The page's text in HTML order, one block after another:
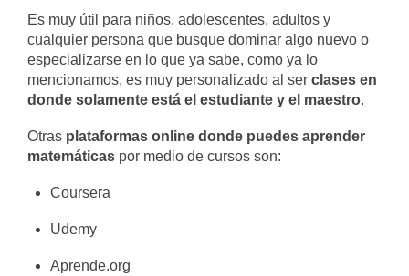
Es muy útil para niños, adolescentes, adultos y
cualquier persona que busque dominar algo nuevo o
especializarse en lo que ya sabe, como ya lo
mencionamos, es muy personalizado al ser clases en
donde solamente está el estudiante y el maestro.
Otras plataformas online donde puedes aprender
matemáticas por medio de cursos son:
Coursera
Udemy
Aprende.org